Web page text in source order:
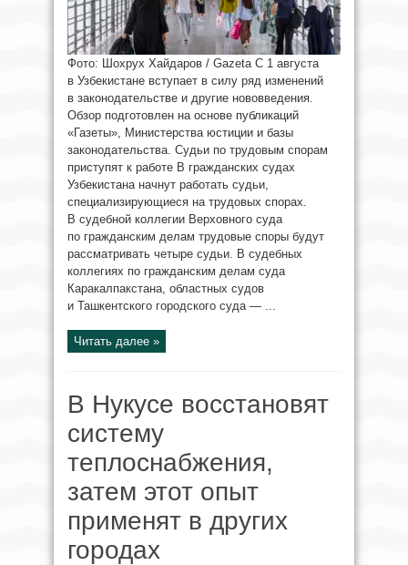
Фото: Шохрух Хайдаров / Gazeta С 1 августа
в Узбекистане вступает в силу ряд изменений
в законодательстве и другие нововведения.
Обзор подготовлен на основе публикаций
«Газеты», Министерства юстиции и базы
законодательства. Судьи по трудовым спорам
приступят к работе В гражданских судах
Узбекистана начнут работать судьи,
специализирующиеся на трудовых спорах.
В судебной коллегии Верховного суда
по гражданским делам трудовые споры будут
рассматривать четыре судьи. В судебных
коллегиях по гражданским делам суда
Каракалпакстана, областных судов
и Ташкентского городского суда — ...
Читать далее »
В Нукусе восстановят
систему
теплоснабжения,
затем этот опыт
применят в других
городах